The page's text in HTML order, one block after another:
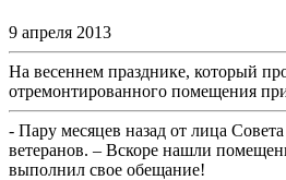
9 апреля 2013
На весеннем празднике, который
отремонтированного помещения
- Пару месяцев назад от лица
ветеранов. – Вскоре нашли
выполнил свое обещание!